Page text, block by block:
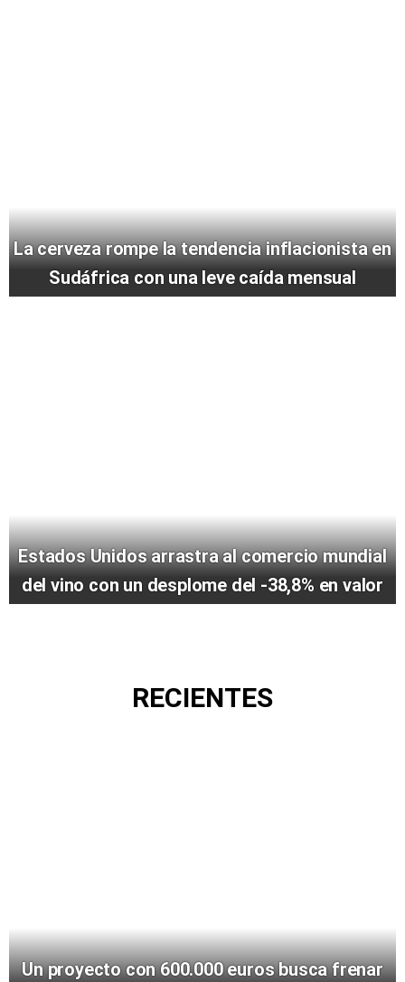
La cerveza rompe la tendencia inflacionista en
Sudáfrica con una leve caída mensual
Estados Unidos arrastra al comercio mundial
del vino con un desplome del -38,8% en valor
RECIENTES
Un proyecto con 600.000 euros busca frenar